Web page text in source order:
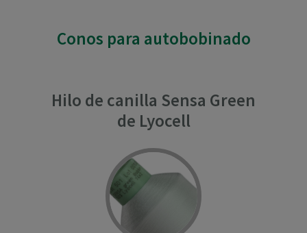
Conos para autobobinado
Hilo de canilla Sensa Green
de Lyocell